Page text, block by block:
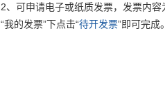
2、可申请电子或纸质发票，发票内
“我的发票”下点击“待开发票”即可完成